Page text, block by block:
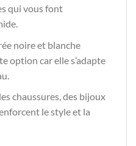
qui vous font
noire et blanche
option car elle s’adapte
chaussures, des bijoux
le style et la